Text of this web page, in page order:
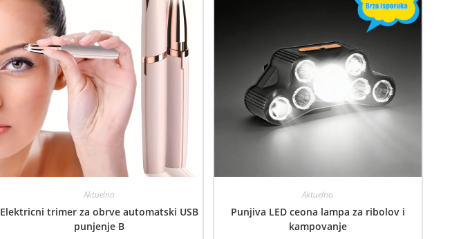
Aktuelno
Elektricni trimer za obrve automatski USB
punjenje B
Aktuelno
Punjiva LED ceona lampa za ribolov i
kampovanje